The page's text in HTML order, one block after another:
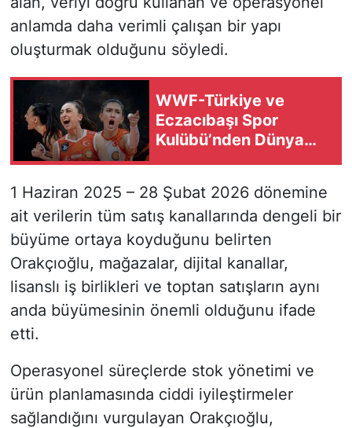
anlamda daha verimli çalışan bir yapı
oluşturmak olduğunu söyledi.
WWF-Türkiye ve
Eczacıbaşı Spor
Kulübü’nden Dünya
1 Haziran 2025 – 28 Şubat 2026 dönemine
ait verilerin tüm satış kanallarında dengeli bir
büyüme ortaya koyduğunu belirten
Orakçıoğlu, mağazalar, dijital kanallar,
lisanslı iş birlikleri ve toptan satışların aynı
anda büyümesinin önemli olduğunu ifade
etti.
Operasyonel süreçlerde stok yönetimi ve
ürün planlamasında ciddi iyileştirmeler
sağlandığını vurgulayan Orakçıoğlu,